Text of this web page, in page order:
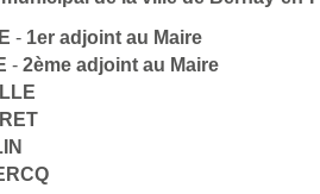
- 1er adjoint au Maire
- 2ème adjoint au Maire